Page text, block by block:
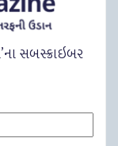
સબસ્ક્રાઇબર